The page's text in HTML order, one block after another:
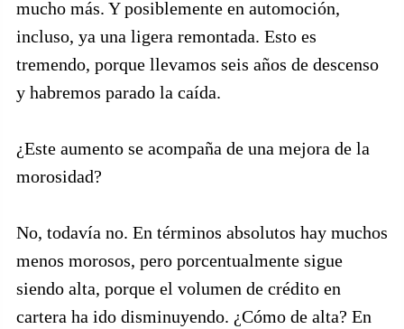
mucho más. Y posiblemente en automoción,
incluso, ya una ligera remontada. Esto es
tremendo, porque llevamos seis años de descenso
y habremos parado la caída.
¿Este aumento se acompaña de una mejora de la
morosidad?
No, todavía no. En términos absolutos hay muchos
menos morosos, pero porcentualmente sigue
siendo alta, porque el volumen de crédito en
cartera ha ido disminuyendo. ¿Cómo de alta? En